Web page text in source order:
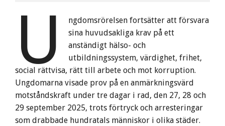
U
ngdomsrörelsen fortsätter att försvara
sina huvudsakliga krav på ett
anständigt hälso- och
utbildningssystem, värdighet, frihet,
social rättvisa, rätt till arbete och mot korruption.
Ungdomarna visade prov på en anmärkningsvärd
motståndskraft under tre dagar i rad, den 27, 28 och
29 september 2025, trots förtryck och arresteringar
som drabbade hundratals människor i olika städer.